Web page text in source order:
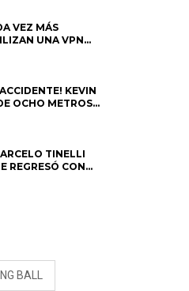
VEZ MÁS
UNA VPN
SU
KEVIN
OCHO METROS
Y GENERA
TINELLI
REGRESÓ CON
“EL AMOR
BALL